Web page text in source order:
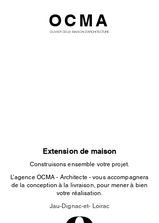
OCMA
OLIVIER CELSI MAISON D'ARCHITECTURE
Extension de maison
Construisons ensemble votre projet.
L’agence OCMA - Architecte - vous accompagnera
de la conception à la livraison, pour mener à bien
votre réalisation.
Jau-Dignac-et- Loirac